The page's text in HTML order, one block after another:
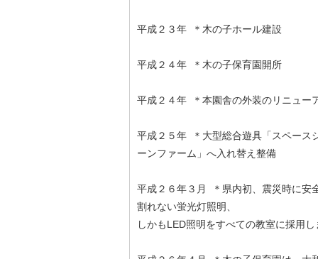
平成２３年 ＊木の子ホール建設
平成２４年 ＊木の子保育園開所
平成２４年 ＊本園舎の外装のリニュー
平成２５年 ＊大型総合遊具「スペース
ーンファーム」へ入れ替え整備
平成２６年３月 ＊県内初、震災時に安
割れない蛍光灯照明、
しかもLED照明をすべての教室に採用